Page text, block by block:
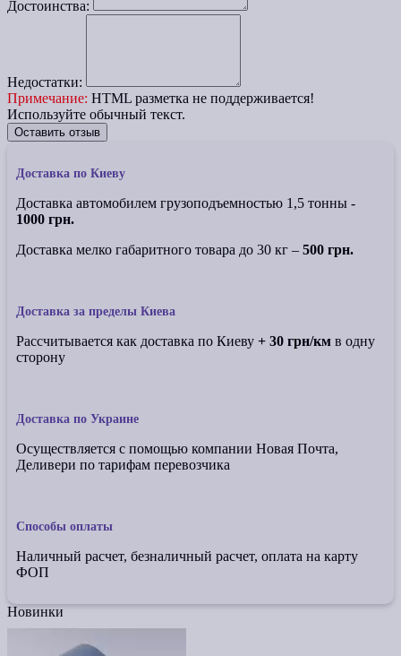
Достоинства:
Недостатки:
Примечание: HTML разметка не поддерживается!
Используйте обычный текст.
Оставить отзыв
Доставка по Киеву
Доставка автомобилем грузоподъемностью 1,5 тонны -
1000 грн.
Доставка мелко габаритного товара до 30 кг – 500 грн.
Доставка за пределы Киева
Рассчитывается как доставка по Киеву + 30 грн/км в одну
сторону
Доставка по Украине
Осуществляется с помощью компании Новая Почта,
Деливери по тарифам перевозчика
Способы оплаты
Наличный расчет, безналичный расчет, оплата на карту
ФОП
Новинки